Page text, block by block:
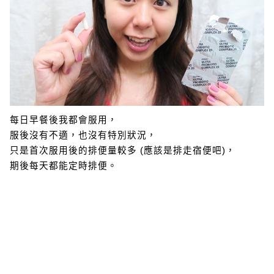
每日早餐後我都會服用，
服後沒有不適，也沒有特別狀況，
只是首次服用後的排便量較多 (應該是排走宿便吧)，
期後每天都能定時排便。